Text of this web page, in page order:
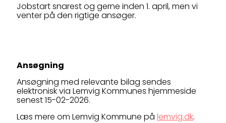
Jobstart snarest og gerne inden 1. april, men vi
venter på den rigtige ansøger.
Ansøgning
Ansøgning med relevante bilag sendes
elektronisk via Lemvig Kommunes hjemmeside
senest 15-02-2026.
Læs mere om Lemvig Kommune på lemvig.dk.